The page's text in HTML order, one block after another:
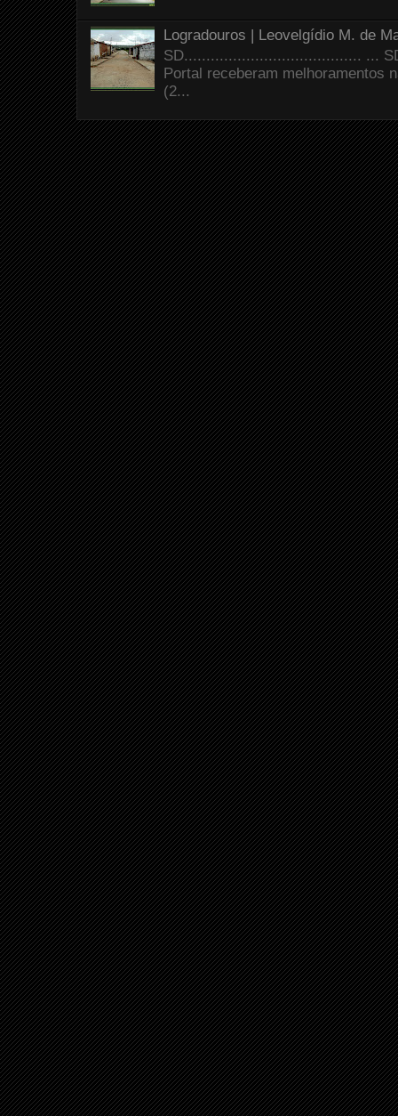
Logradouros | Leovelgídio M. de
SD........................................ ...
Portal receberam melhoramentos
(2...